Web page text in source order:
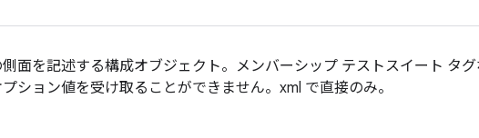
面を記述する構成オブジェクト。メンバーシップ テストスイート タ
ション値を受け取ることができません。xml で直接のみ。